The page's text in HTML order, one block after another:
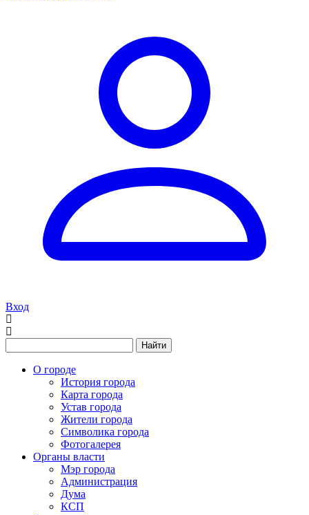
Вход
Найти
О городе
История города
Карта города
Устав города
Жители города
Символика города
Фотогалерея
Органы власти
Мэр города
Администрация
Дума
КСП